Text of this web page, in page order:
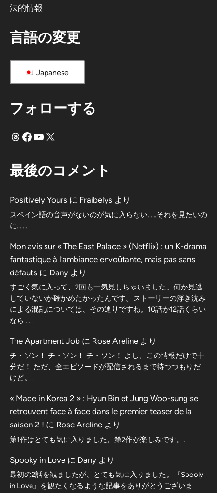
法的情報
言語の変更
Japanese
フォローする
スレッド フェイスブックユーチューブX
最後のコメント
Positively Yours に Fraibelys より
スペイン語の音声がないのが気に入らない……それを見たいの
に…….
Mon avis sur « The East Palace » (Netflix) : un K-drama
fantastique à l’ambiance envoûtante, mais pas sans
défauts に Dany より
すごく気に入って、2回も一気見しちゃいました。何か見逃
していないか確かめたかったんです。ストーリーの浮き沈み
による混乱については、その通りですね。10話か12話くらい
なら……
The Apartment Job に Rose Areline より
チ・ソン！ チ・ソン！ チ・ソン！ よし、この情報だけで十
分だ！ ただ、全エピソードが配信されるまで待つつもりだ
けど。.
« Made in Korea 2 » : Hyun Bin et Jung Woo-sung se
retrouvent face à face dans le premier teaser de la
saison 2 ! に Rose Areline より
第1作はとても気に入りました。第2作が楽しみです。.
Spooky in Love に Dany より
最初の2話を観ましたが、とても気に入りました。『Spooly
in Love』を観たくなるような記事をありがとうございま